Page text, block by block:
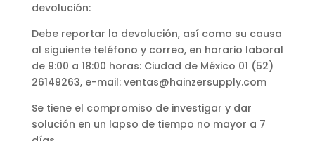
devolución:
Debe reportar la devolución, así como su causa
al siguiente teléfono y correo, en horario laboral
de 9:00 a 18:00 horas: Ciudad de México 01 (52)
26149263, e-mail: ventas@hainzersupply.com
Se tiene el compromiso de investigar y dar
solución en un lapso de tiempo no mayor a 7